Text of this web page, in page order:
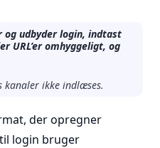
udbyder login, indtast
URL’er omhyggeligt, og
ikke indlæses.
der opregner
login bruger